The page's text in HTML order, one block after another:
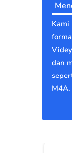
Kami
dan
M4A.